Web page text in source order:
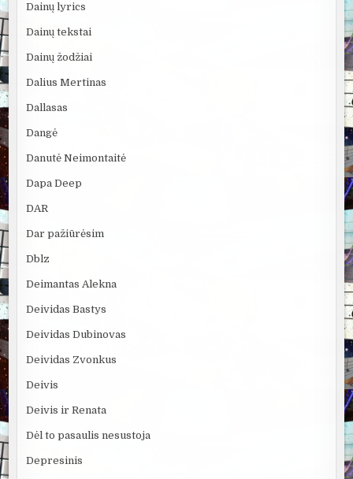
Dainų lyrics
Dainų tekstai
Dainų žodžiai
Dalius Mertinas
Dallasas
Dangė
Danutė Neimontaitė
Dapa Deep
DAR
Dar pažiūrėsim
Dblz
Deimantas Alekna
Deividas Bastys
Deividas Dubinovas
Deividas Zvonkus
Deivis
Deivis ir Renata
Dėl to pasaulis nesustoja
Depresinis